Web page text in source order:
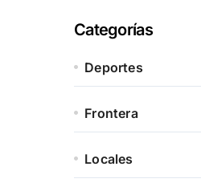
Categorías
Deportes
Frontera
Locales